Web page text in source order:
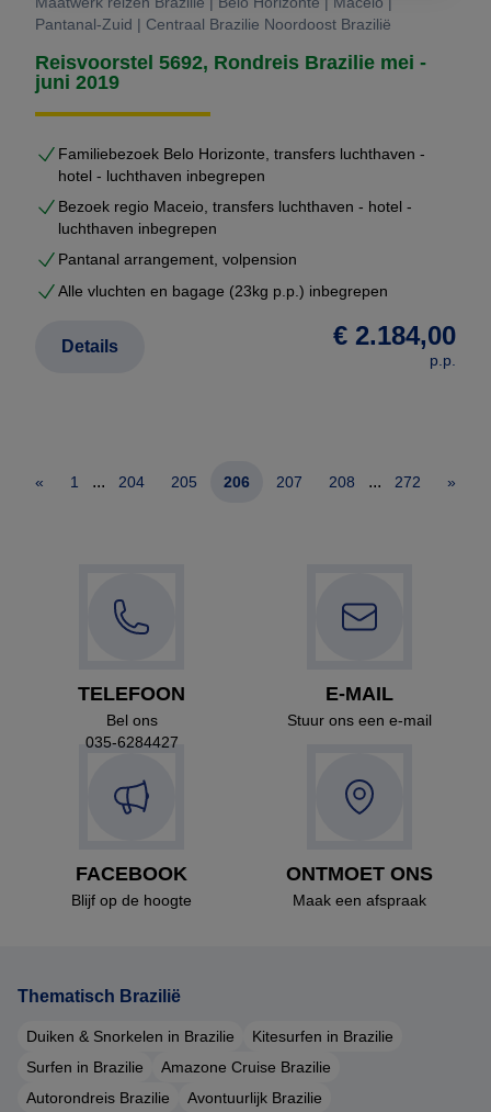
Pantanal-Zuid | Centraal Brazilie Noordoost Brazilië
Reisvoorstel 5692, Rondreis Brazilie mei -
juni 2019
Familiebezoek Belo Horizonte, transfers luchthaven -
hotel - luchthaven inbegrepen
Bezoek regio Maceio, transfers luchthaven - hotel -
luchthaven inbegrepen
Pantanal arrangement, volpension
Alle vluchten en bagage (23kg p.p.) inbegrepen
€ 2.184,00
p.p.
Details
« 1 ... 204 205 206 207 208 ... 272 »
TELEFOON
Bel ons
035-6284427
E-MAIL
Stuur ons een e-mail
FACEBOOK
Blijf op de hoogte
ONTMOET ONS
Maak een afspraak
Thematisch Brazilië
Duiken & Snorkelen in Brazilie
Kitesurfen in Brazilie
Surfen in Brazilie
Amazone Cruise Brazilie
Autorondreis Brazilie
Avontuurlijk Brazilie